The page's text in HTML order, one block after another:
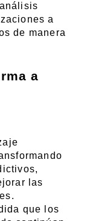
a
de manera
a
las
que los